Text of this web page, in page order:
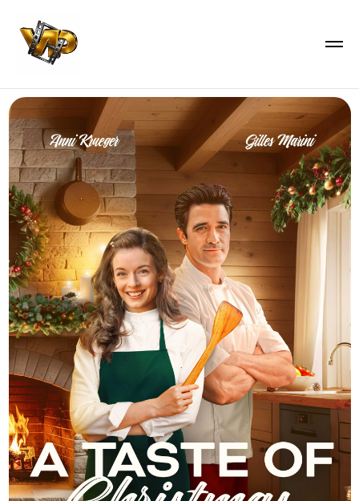
Вкус Рождества
A Taste of Christmas